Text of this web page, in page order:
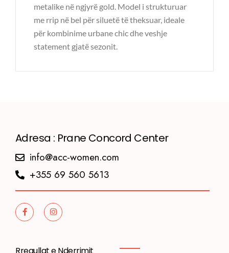
metalike në ngjyrë gold. Model i strukturuar
me rrip në bel për siluetë të theksuar, ideale
për kombinime urbane chic dhe veshje
statement gjatë sezonit.
Adresa : Prane Concord Center
info@acc-women.com
+355 69 560 5613
Rregullat e Nderrimit